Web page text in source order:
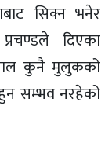
सिक्न भनेर
दिएका
कुनै मुलुकको
सम्भव नरहेको